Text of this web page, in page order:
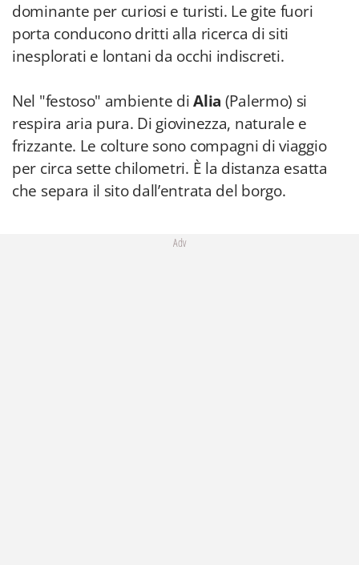
dominante per curiosi e turisti. Le gite fuori
porta conducono dritti alla ricerca di siti
inesplorati e lontani da occhi indiscreti.
Nel "festoso" ambiente diAlia (Palermo) si
respira aria pura. Di giovinezza, naturale e
frizzante. Le colture sono compagni di viaggio
per circa sette chilometri. È la distanza esatta
che separa il sito dall’entrata del borgo.
Adv